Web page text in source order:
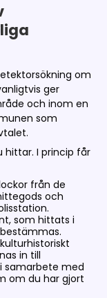
om
ger
och inom en
som
hittar. I princip får
från de
och
som hittats i
in till
samarbete med
om du har gjort